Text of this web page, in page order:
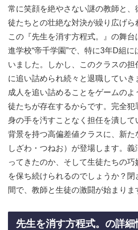
常に笑顔を絶やさない謎の教師と、
徒たちとの壮絶な対決が繰り広げら
この『先生を消す方程式。』の舞
進学校“帝千学園”で、特に3年D組
いました。しかし、このクラスの
に追い詰められ続々と退職していき
成人を追い詰めることをゲームの
徒たちが存在するからです。完全犯
身の手を汚すことなく担任を潰して
背景を持つ高偏差値クラスに、新た
しざわ・つねお）が登場します。
ってきたのか、そして生徒たちの
を保ち続けられるのでしょうか？
間で、教師と生徒の激闘が始まりま
先生を消す方程式。の詳細